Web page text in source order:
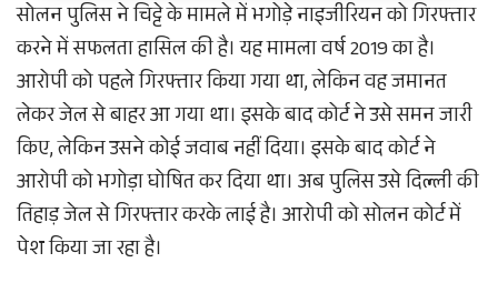
सोलन पुलिस ने चिट्टे के मामले में भगोड़े नाइजीरियन को गिरफ्तार
करने में सफलता हासिल की है। यह मामला वर्ष 2019 का है।
आरोपी को पहले गिरफ्तार किया गया था, लेकिन वह जमानत
लेकर जेल से बाहर आ गया था। इसके बाद कोर्ट ने उसे समन जारी
किए, लेकिन उसने कोई जवाब नहीं दिया। इसके बाद कोर्ट ने
आरोपी को भगोड़ा घोषित कर दिया था। अब पुलिस उसे दिल्ली की
तिहाड़ जेल से गिरफ्तार करके लाई है। आरोपी को सोलन कोर्ट में
पेश किया जा रहा है।